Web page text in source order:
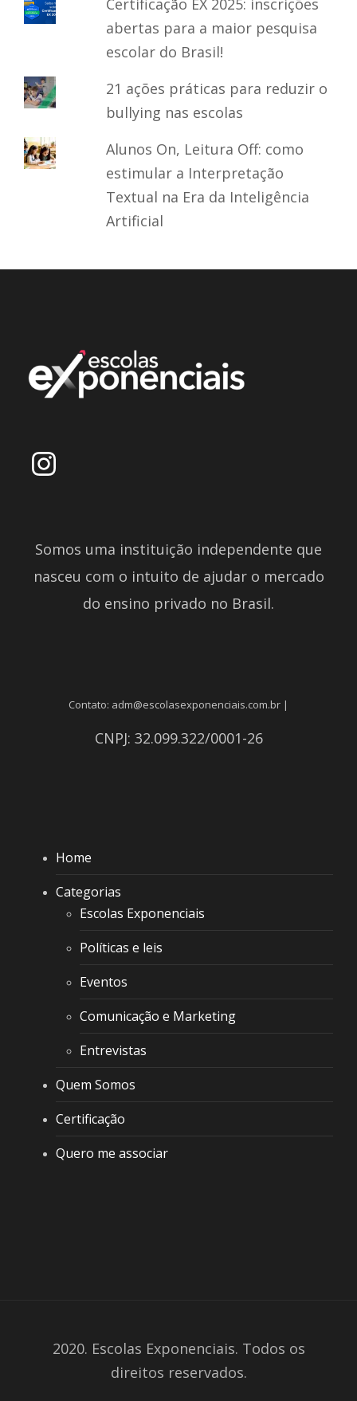
abertas para a maior pesquisa
escolar do Brasil!
21 ações práticas para reduzir o
bullying nas escolas
Alunos On, Leitura Off: como
estimular a Interpretação
Textual na Era da Inteligência
Artificial
Somos uma instituição independente que
nasceu com o intuito de ajudar o mercado
do ensino privado no Brasil.
Contato: adm@escolasexponenciais.com.br |
CNPJ: 32.099.322/0001-26
Home
Categorias
Escolas Exponenciais
Políticas e leis
Eventos
Comunicação e Marketing
Entrevistas
Quem Somos
Certificação
Quero me associar
2020. Escolas Exponenciais. Todos os
direitos reservados.